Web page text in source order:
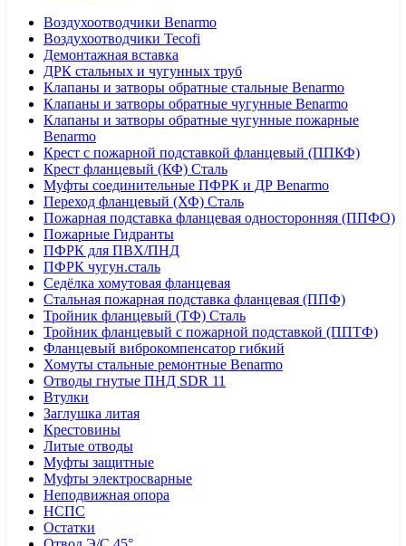
Воздухоотводчики Benarmo
Воздухоотводчики Tecofi
Демонтажная вставка
ДРК стальных и чугунных труб
Клапаны и затворы обратные стальные Benarmo
Клапаны и затворы обратные чугунные Benarmo
Клапаны и затворы обратные чугунные пожарные
Benarmo
Крест с пожарной подставкой фланцевый (ППКФ)
Крест фланцевый (КФ) Сталь
Муфты соединительные ПФРК и ДР Benarmo
Переход фланцевый (ХФ) Сталь
Пожарная подставка фланцевая односторонняя (ППФО)
Пожарные Гидранты
ПФРК для ПВХ/ПНД
ПФРК чугун.сталь
Седёлка хомутовая фланцевая
Стальная пожарная подставка фланцевая (ППФ)
Тройник фланцевый (ТФ) Сталь
Тройник фланцевый с пожарной подставкой (ППТФ)
Фланцевый виброкомпенсатор гибкий
Хомуты стальные ремонтные Benarmo
Отводы гнутые ПНД SDR 11
Втулки
Заглушка литая
Крестовины
Литые отводы
Муфты защитные
Муфты электросварные
Неподвижная опора
НСПС
Остатки